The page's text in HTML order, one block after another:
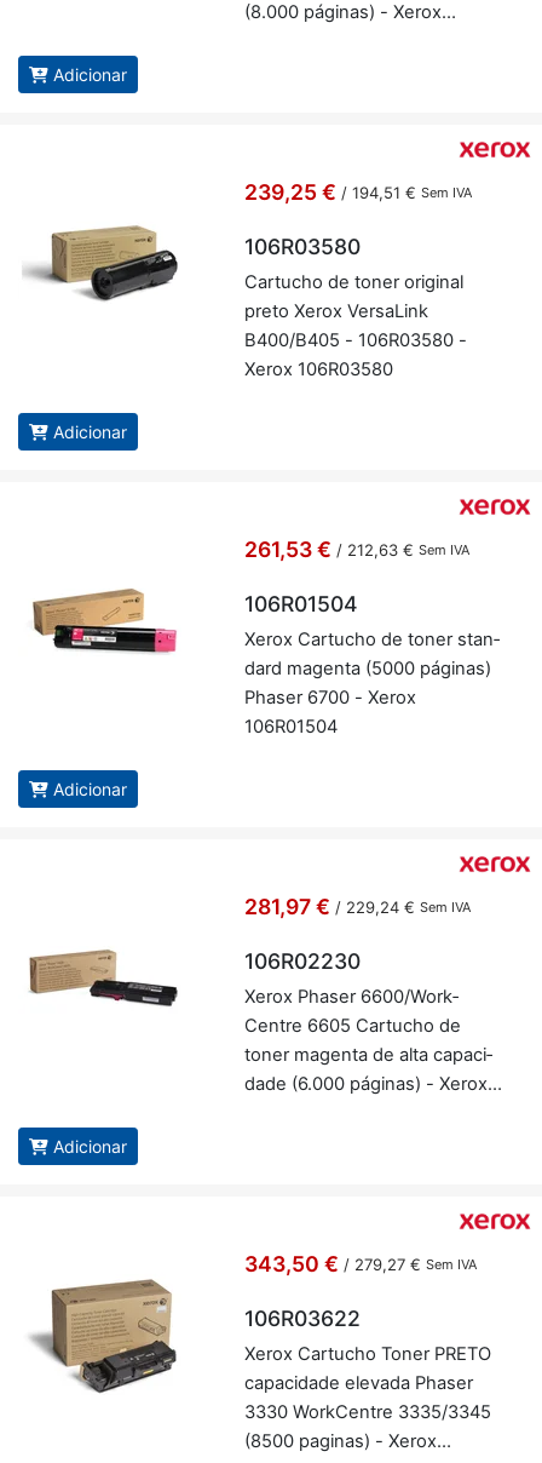
(8.000 pá­ginas) - Xerox
Adicionar
239,25 € / 194,51 € Sem IVA
106R03580
Car­tucho de toner ori­ginal
preto Xerox Ver­sa­Link
B400/B405 - 106R03580 -
Xerox 106R03580
Adicionar
261,53 € / 212,63 € Sem IVA
106R01504
Xerox Car­tucho de toner stan­
dard ma­genta (5000 pá­ginas)
Phaser 6700 - Xerox
106R01504
Adicionar
281,97 € / 229,24 € Sem IVA
106R02230
Xerox Phaser 6600/Work­
Centre 6605 Car­tucho de
toner ma­genta de alta ca­pa­ci­
dade (6.000 pá­ginas) - Xerox
Adicionar
343,50 € / 279,27 € Sem IVA
106R03622
Xerox Car­tucho Toner PRETO
ca­pa­ci­dade ele­vada Phaser
3330 Work­Centre 3335/3345
(8500 pa­ginas) - Xerox